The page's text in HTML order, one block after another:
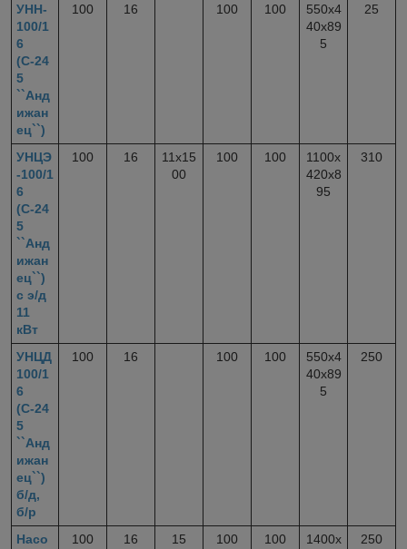
УНН-
100/1
6
(С-24
5
``Анд
ижан
ец``)
100 16 100 100
550х4
40х89
5
25
УНЦЭ
-100/1
6
(С-24
5
``Анд
ижан
ец``)
с э/д
11
кВт
100 16
11x15
00
100 100
1100х
420х8
95
310
УНЦД
100/1
6
(С-24
5
``Анд
ижан
ец``)
б/д,
б/р
100 16 100 100
550х4
40х89
5
250
Насо
100 16
15
100 100
1400х
250